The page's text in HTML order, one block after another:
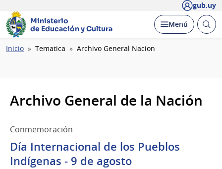
gub.uy
Ministerio
de Educación y Cultura
Desplegar
Menú Abrir
Ruta
Inicio Tematica Archivo General Nacion
Archivo General de la Nación
Conmemoración
Día Internacional de los Pueblos
Indígenas - 9 de agosto